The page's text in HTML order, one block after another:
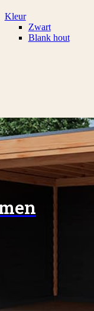
Kleur
Zwart
Blank hout